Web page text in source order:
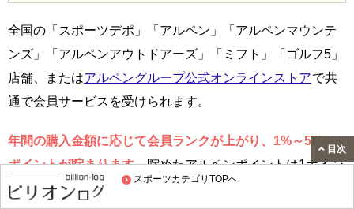
スポーツカテゴリTOPへ
全国の「スポーツデポ」「アルペン」「アルペンマウンテ
ンズ」「アルペンアウトドアーズ」「ミフト」「ゴルフ5」
店舗、またはアルペングループ公式オンラインストアで共
通で会員サービスを受けられます。
年間の購入金額に応じて会員ランクが上がり、1%～5%の
ポイントが貯まります。貯めたアルペンポイントは1ポイン
ト = 1円相当として買い物に使えます。
目次